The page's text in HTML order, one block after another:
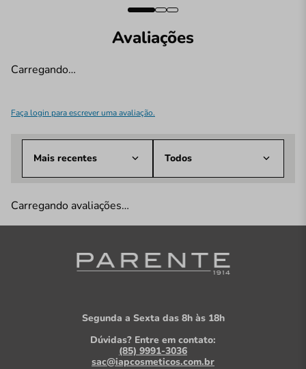
Avaliações
Carregando…
Faça login para escrever uma avaliação.
Mais recentes Todos
Carregando avaliações…
Segunda a Sexta das 8h às 18h
Dúvidas? Entre em contato:
(85) 9991-3036
sac@iapcosmeticos.com.br